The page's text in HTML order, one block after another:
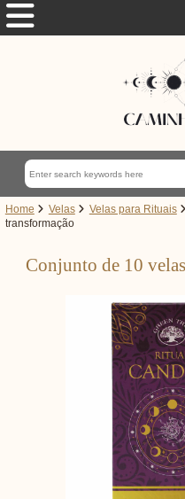
Home Velas Velas para Rituais
transformação
Conjunto de 10